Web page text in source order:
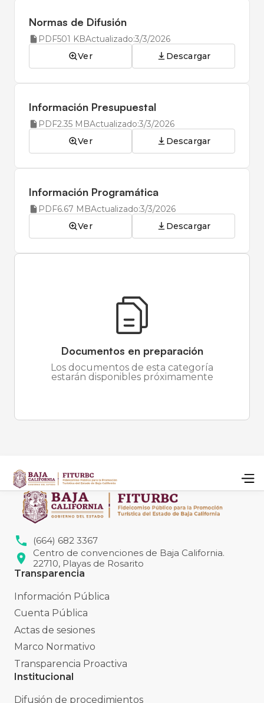
Normas de Difusión
PDF501 KBActualizado:3/3/2026
Ver
Descargar
Información Presupuestal
PDF2.35 MBActualizado:3/3/2026
Ver
Descargar
Información Programática
PDF6.67 MBActualizado:3/3/2026
Ver
Descargar
Documentos en preparación
Los documentos de esta categoría
estarán disponibles próximamente
(664) 682 3367
Centro de convenciones de Baja California.
22710, Playas de Rosarito
Transparencia
Información Pública
Cuenta Pública
Actas de sesiones
Marco Normativo
Transparencia Proactiva
Institucional
Difusión de procedimientos